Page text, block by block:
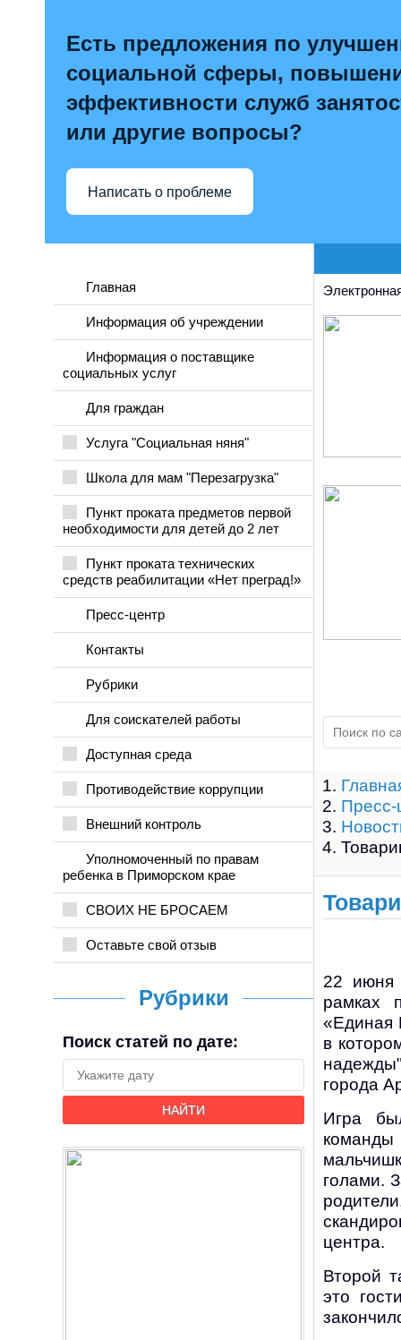
Есть предложения по
социальной сферы,
эффективности служб
или другие вопросы?
Написать о проблеме
Главная
Информация об учреждении
Информация о поставщике
социальных услуг
Для граждан
Услуга "Социальная няня"
Школа для мам "Перезагрузка"
Пункт проката предметов первой
необходимости для детей до 2 лет
Пункт проката технических
средств реабилитации «Нет преград!»
Пресс-центр
Контакты
Рубрики
Для соискателей работы
Доступная среда
Противодействие коррупции
Внешний контроль
Уполномоченный по правам
ребенка в Приморском крае
СВОИХ НЕ БРОСАЕМ
Оставьте свой отзыв
Рубрики
Поиск статей по дате:
НАЙТИ
Пресс-
22 июня
рамках
«Единая
в
города
Игра
команды
голами.
центра.
Второй
это